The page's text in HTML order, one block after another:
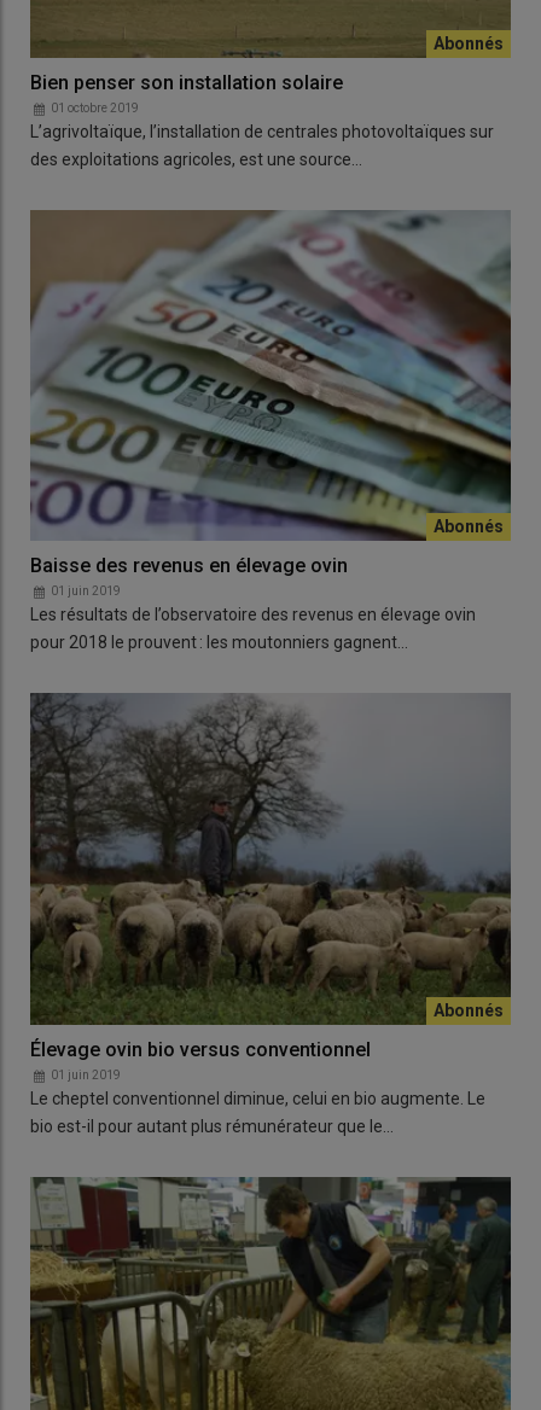
Bien penser son installation solaire
01 octobre 2019
L’agrivoltaïque, l’installation de centrales photovoltaïques sur
des exploitations agricoles, est une source…
Baisse des revenus en élevage ovin
01 juin 2019
Les résultats de l’observatoire des revenus en élevage ovin
pour 2018 le prouvent : les moutonniers gagnent…
Élevage ovin bio versus conventionnel
01 juin 2019
Le cheptel conventionnel diminue, celui en bio augmente. Le
bio est-il pour autant plus rémunérateur que le…